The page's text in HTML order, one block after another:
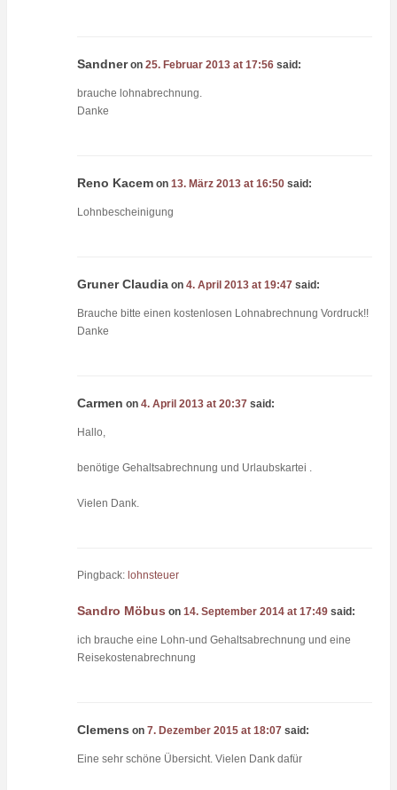
Sandneron 25. Februar 2013 at 17:56 said:
brauche lohnabrechnung.
Danke
Reno Kacemon 13. März 2013 at 16:50 said:
Lohnbescheinigung
Gruner Claudiaon 4. April 2013 at 19:47 said:
Brauche bitte einen kostenlosen Lohnabrechnung Vordruck!!
Danke
Carmen on 4. April 2013 at 20:37 said:
Hallo,
benötige Gehaltsabrechnung und Urlaubskartei .
Vielen Dank.
Pingback: lohnsteuer
Sandro Möbus on 14. September 2014 at 17:49 said:
ich brauche eine Lohn-und Gehaltsabrechnung und eine
Reisekostenabrechnung
Clemens on 7. Dezember 2015 at 18:07 said:
Eine sehr schöne Übersicht. Vielen Dank dafür